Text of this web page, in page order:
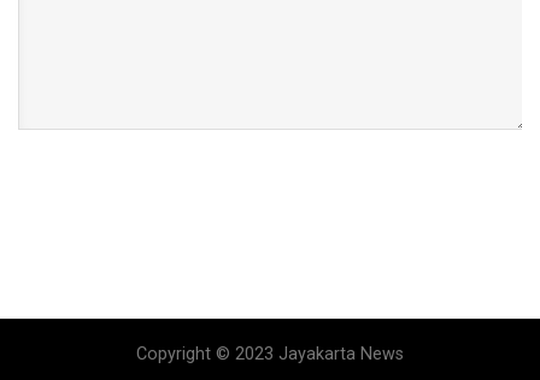
Copyright © 2023 Jayakarta News